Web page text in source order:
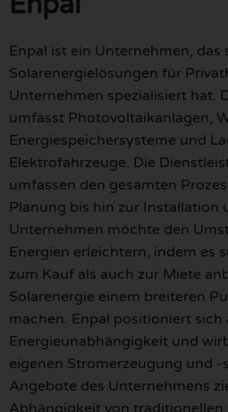
Enpal ist ein Unternehmen, das
Solarenergielösungen für
Unternehmen spezialisiert hat.
umfasst Photovoltaikanlagen,
Energiespeichersysteme und
Elektrofahrzeuge. Die
umfassen den gesamten
Planung bis hin zur Installation
Unternehmen möchte den
Energien erleichtern, indem es
zum Kauf als auch zur Miete
Solarenergie einem breiteren
machen. Enpal positioniert
Energieunabhängigkeit und
eigenen Stromerzeugung und -
Angebote des Unternehmens
Abhängigkeit von traditionellen